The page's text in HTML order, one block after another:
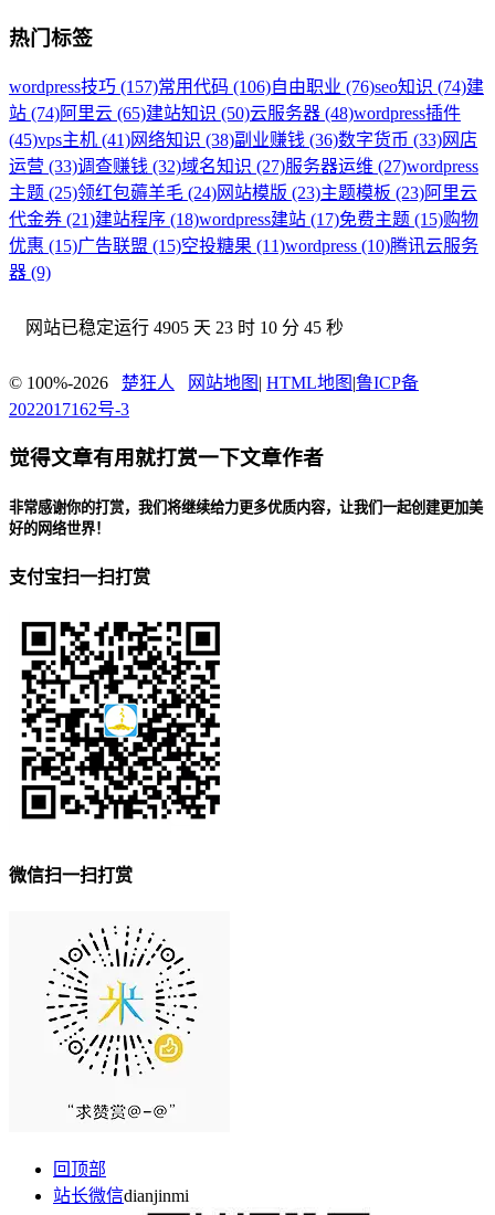
热门标签
wordpress技巧 (157)常用代码 (106)自由职业 (76)seo知识 (74)建
站 (74)阿里云 (65)建站知识 (50)云服务器 (48)wordpress插件
(45)vps主机 (41)网络知识 (38)副业赚钱 (36)数字货币 (33)网店
运营 (33)调查赚钱 (32)域名知识 (27)服务器运维 (27)wordpress
主题 (25)领红包薅羊毛 (24)网站模版 (23)主题模板 (23)阿里云
代金券 (21)建站程序 (18)wordpress建站 (17)免费主题 (15)购物
优惠 (15)广告联盟 (15)空投糖果 (11)wordpress (10)腾讯云服务
器 (9)
网站已稳定运行 4905 天 23 时 10 分 46 秒
© 100%-2026 楚狂人 网站地图 | HTML地图 |鲁ICP备
2022017162号-3
觉得文章有用就打赏一下文章作者
非常感谢你的打赏，我们将继续给力更多优质内容，让我们一起创建更加美
好的网络世界！
支付宝扫一扫打赏
微信扫一扫打赏
回顶部
站长微信dianjinmi